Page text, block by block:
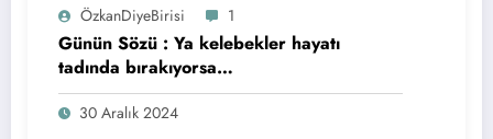
ÖzkanDiyeBirisi 1
Günün Sözü : Ya kelebekler hayatı
tadında bırakıyorsa…
30 Aralık 2024